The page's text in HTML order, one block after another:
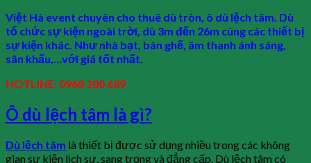
Việt Hà event chuyên cho thuê dù tròn, ô dù lệch tâm. Dù
tổ chức sự kiện ngoài trời, dù 3m đến 26m cùng các thiết bị
sự kiện khác. Như nhà bạt, bàn ghế, âm thanh ánh sáng,
sân khấu,…với giá tốt nhất.
HOTLINE: 0968 280 689
Ô dù lệch tâm là gì?
Dù lệch tâm là thiết bị được sử dụng nhiều trong các không
gian sự kiện lịch sự, sang trọng và đẳng cấp. Dù lệch tâm có